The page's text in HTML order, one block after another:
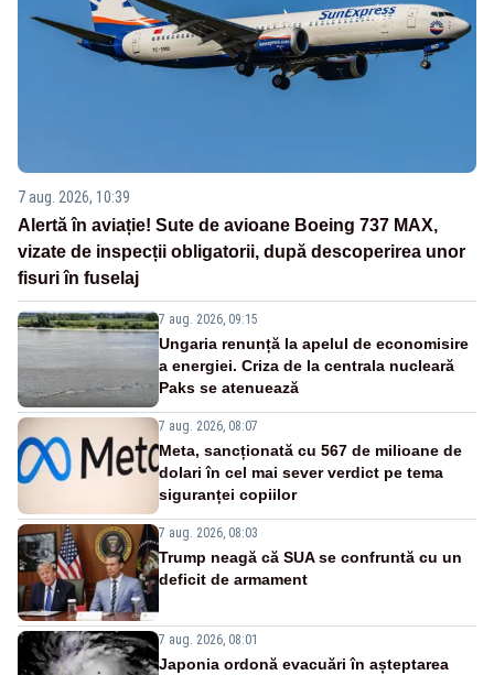
7 aug. 2026, 10:39
Alertă în aviație! Sute de avioane Boeing 737 MAX,
vizate de inspecții obligatorii, după descoperirea unor
fisuri în fuselaj
7 aug. 2026, 09:15
Ungaria renunță la apelul de economisire
a energiei. Criza de la centrala nucleară
Paks se atenuează
7 aug. 2026, 08:07
Meta, sancționată cu 567 de milioane de
dolari în cel mai sever verdict pe tema
siguranței copiilor
7 aug. 2026, 08:03
Trump neagă că SUA se confruntă cu un
deficit de armament
7 aug. 2026, 08:01
Japonia ordonă evacuări în așteptarea